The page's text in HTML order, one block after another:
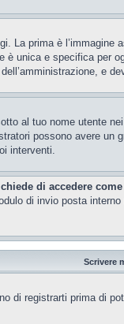
La prima è
unica e specifica
e
al tuo nome
possono avere
interventi.
di accedere
di invio posta
Scrivere
di registrarti prima di